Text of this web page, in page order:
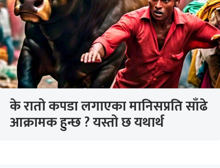
के रातो कपडा लगाएका मानिसप्रति साँढे
आक्रामक हुन्छ ? यस्तो छ यथार्थ